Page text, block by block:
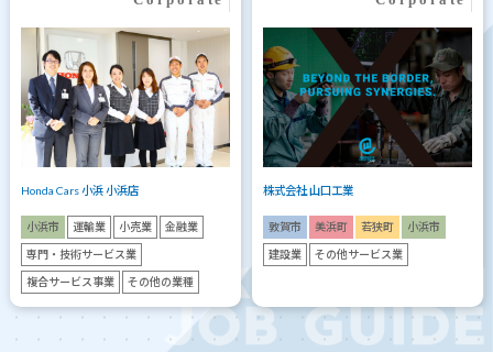
Honda Cars 小浜 小浜店
小浜市 運輸業 小売業 金融業
専門・技術サービス業
複合サービス事業 その他の業種
株式会社 山口工業
敦賀市 美浜町 若狭町 小浜市
建設業 その他サービス業